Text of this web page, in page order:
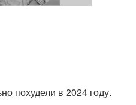
похудели в 2024 году.